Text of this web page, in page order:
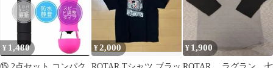
¥ 1,480 ¥2,000 ¥ 1,900